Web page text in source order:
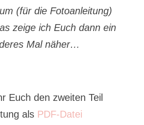
(für die Fotoanleitung)
zeige ich Euch dann ein
Mal näher…
Euch den zweiten Teil
als PDF-Datei